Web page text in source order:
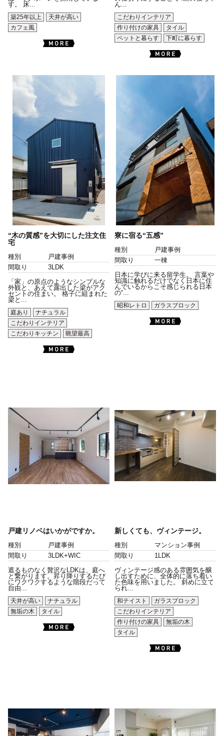
す。 床...
築25年以上
天井が高い
カフェ風
ん...
こだわりインテリア
作り付けの家具
タイル
ペットと暮らす
下町に暮らす
“木の質感”を大切にした注文住
宅
種別
戸建事例
間取り
3LDK
「家」の原点のようなシンプルな
外観と、あえて露出した梁がアク
セントの住まい。 格子に組まれた
梁と...
庭あり
ナチュラル
こだわりインテリア
こだわりキッチン
眺望最高
寮に宿る“五感”
種別
戸建事例
間取り
一棟
日本に学びに来る留学生。 言葉や
知識に触れるだけでなく日本に住
んでいるからこそ感じられる日本
の“...
昭和レトロ
ガラスブロック
戸建リノベはいかがですか。
種別
戸建事例
間取り
3LDK+WIC
遮るものなく贅沢なLDKは、庭へ
と繋がります。昇り降りするたび
にワクワクするような階段だって
自由...
天井が高い
ナチュラル
無垢の木
タイル
新しくても、ヴィンテージ。
種別
マンション事例
間取り
1LDK
ヴィンテージ感のある雰囲気を醸
し出すために、全体的に落ち着い
た色味を用いました。 斜めに立て
られ...
和テイスト
ガラスブロック
こだわりインテリア
作り付けの家具
無垢の木
タイル